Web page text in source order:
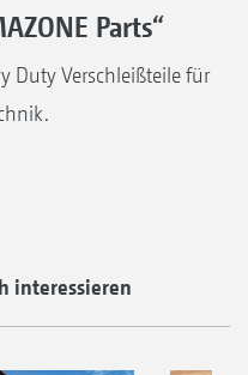
Parts“
Duty Verschleißteile für
interessieren